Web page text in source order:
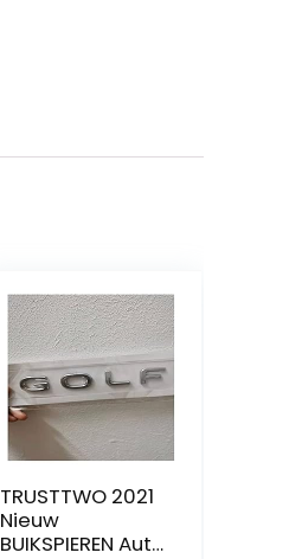
TRUSTTWO 2021
Nieuw
BUIKSPIEREN Auto